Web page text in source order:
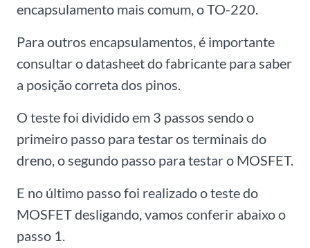
encapsulamento mais comum, o TO-220.
Para outros encapsulamentos, é importante
consultar o datasheet do fabricante para saber
a posição correta dos pinos.
O teste foi dividido em 3 passos sendo o
primeiro passo para testar os terminais do
dreno, o segundo passo para testar o MOSFET.
E no último passo foi realizado o teste do
MOSFET desligando, vamos conferir abaixo o
passo 1.